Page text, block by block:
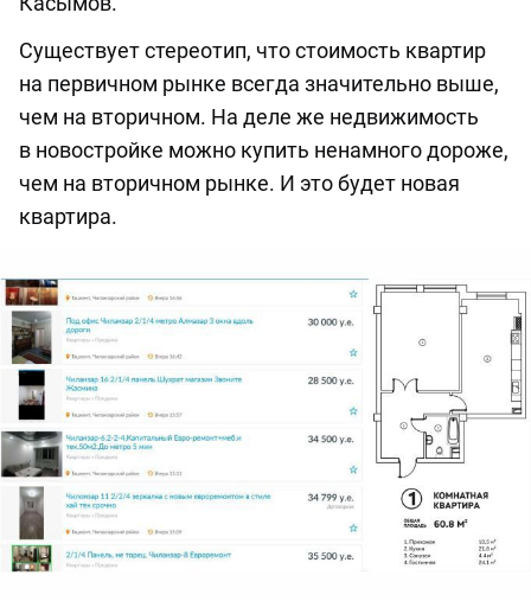
Существует стереотип, что стоимость квартир
на первичном рынке всегда значительно выше,
чем на вторичном. На деле же недвижимость
в новостройке можно купить ненамного дороже,
чем на вторичном рынке. И это будет новая
квартира.